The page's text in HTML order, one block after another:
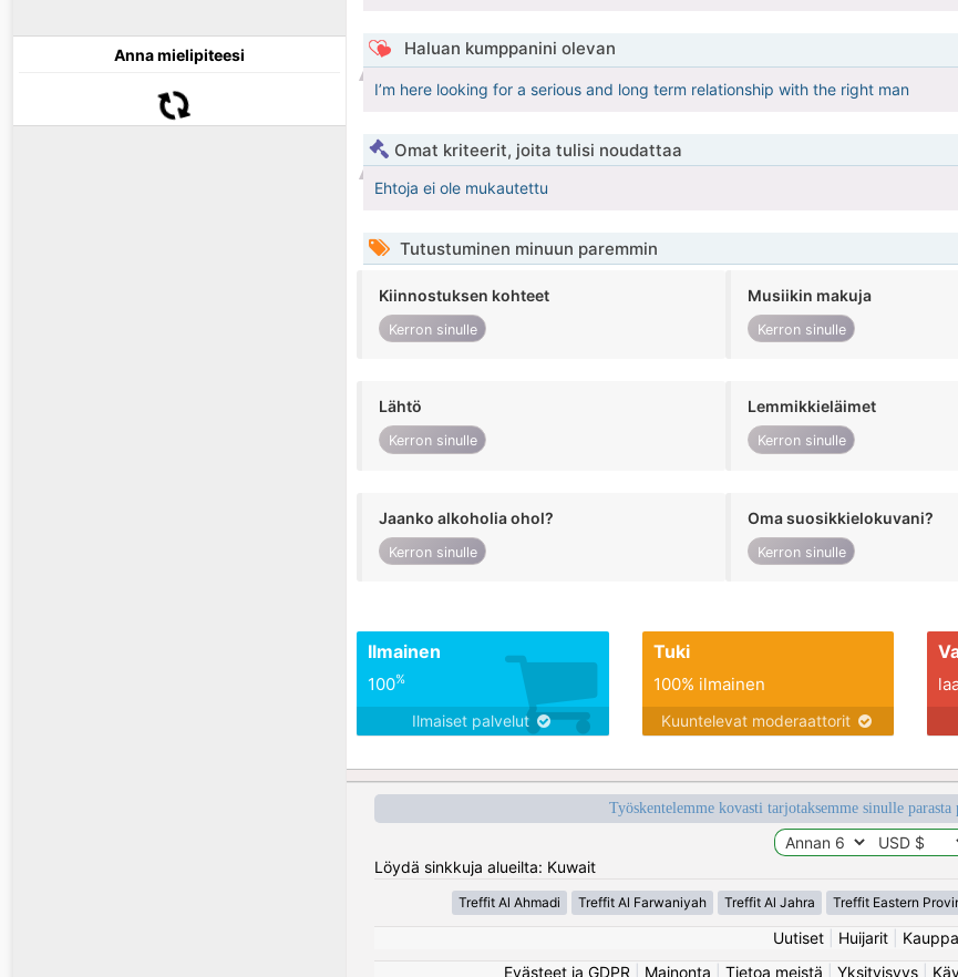
Anna mielipiteesi Haluan kumppanini olevan
I’m here looking for a serious and long term relationship with the right man
Omat kriteerit, joita tulisi noudattaa
Ehtoja ei ole mukautettu
Tutustuminen minuun paremmin
Kiinnostuksen kohteet
Kerron sinulle
Musiikin makuja
Kerron sinulle
Lähtö
Kerron sinulle
Lemmikkieläimet
Kerron sinulle
Jaanko alkoholia ohol?
Kerron sinulle
Oma suosikkielokuvani?
Kerron sinulle
Ilmainen
100%
Ilmaiset palvelut
Tuki
100% ilmainen
Kuuntelevat moderaattorit
Työskentelemme kovasti tarjotaksemme sinulle
Löydä sinkkuja alueilta: Kuwait
Treffit Al Ahmadi Treffit Al Farwaniyah Treffit Al Jahra Treffit Eastern
Uutiset Huijarit Kauppa
Evästeet ja GDPR
Mainonta Tietoa meistä Yksityisyys|